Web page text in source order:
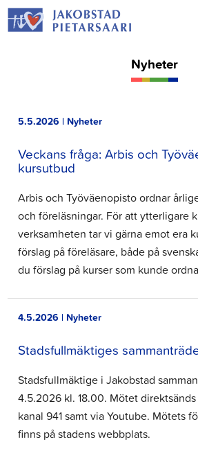
Hoppa
till
Nyheter
5.5.2026 | Nyheter
Veckans fråga: Arbis och
kursutbud
Arbis och Työväenopisto ordnar
och föreläsningar. För att ytterligare
verksamheten tar vi gärna emot era
förslag på föreläsare, både på
du förslag på kurser som kunde
4.5.2026 | Nyheter
Stadsfullmäktiges
Stadsfullmäktige i Jakobstad
4.5.2026 kl. 18.00. Mötet direktsänds
kanal 941 samt via Youtube. Mötets
finns på stadens webbplats.